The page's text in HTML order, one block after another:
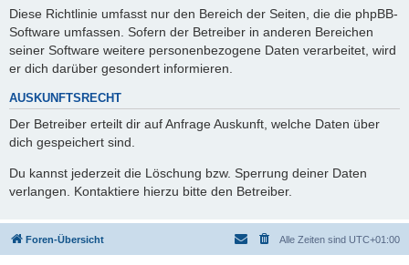
Diese Richtlinie umfasst nur den Bereich der Seiten, die die phpBB-
Software umfassen. Sofern der Betreiber in anderen Bereichen
seiner Software weitere personenbezogene Daten verarbeitet, wird
er dich darüber gesondert informieren.
AUSKUNFTSRECHT
Der Betreiber erteilt dir auf Anfrage Auskunft, welche Daten über
dich gespeichert sind.
Du kannst jederzeit die Löschung bzw. Sperrung deiner Daten
verlangen. Kontaktiere hierzu bitte den Betreiber.
Foren-Übersicht Alle Zeiten sind UTC+01:00